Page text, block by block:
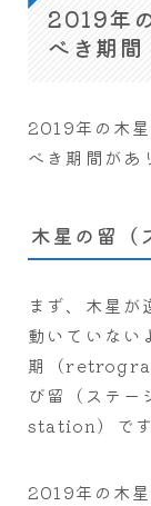
2019年
べき期間
2019年の木
べき期間があ
木星の留（
まず、木星が
動いていない
期（
び留（ステ
station）です
2019年の木